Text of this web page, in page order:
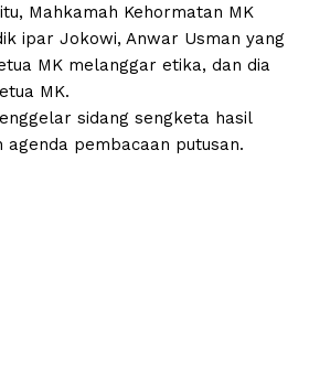
Mahkamah Kehormatan MK
ipar Jokowi, Anwar Usman yang
MK melanggar etika, dan dia
MK.
sidang sengketa hasil
agenda pembacaan putusan.